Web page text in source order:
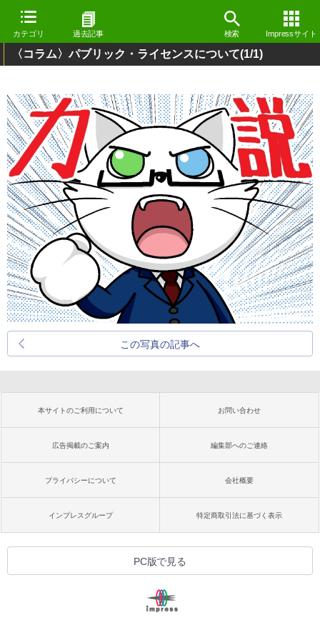
カテゴリ 過去記事 検索 Impressサイト
〈コラム〉パブリック・ライセンスについて(1/1)
この写真の記事へ
本サイトのご利用について お問い合わせ
広告掲載のご案内 編集部へのご連絡
プライバシーについて 会社概要
インプレスグループ 特定商取引法に基づく表示
PC版で見る